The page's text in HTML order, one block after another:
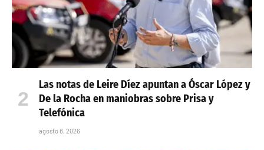
Las notas de Leire Díez apuntan a Óscar López y
De la Rocha en maniobras sobre Prisa y
Telefónica
agosto 8, 2026